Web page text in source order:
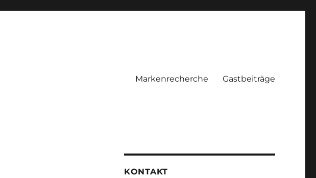
Markenrecherche Gastbeiträge
KONTAKT